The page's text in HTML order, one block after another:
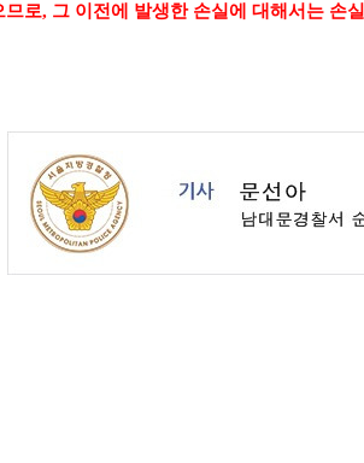
로, 그 이전에 발생한 손실에 대해서는 손